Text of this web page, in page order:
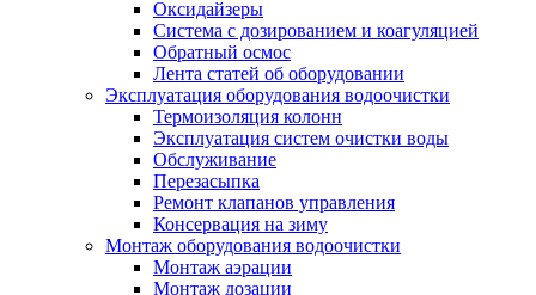
Оксидайзеры
Система с дозированием и коагуляцией
Обратный осмос
Лента статей об оборудовании
Эксплуатация оборудования водоочистки
Термоизоляция колонн
Эксплуатация систем очистки воды
Обслуживание
Перезасыпка
Ремонт клапанов управления
Консервация на зиму
Монтаж оборудования водоочистки
Монтаж аэрации
Монтаж дозации